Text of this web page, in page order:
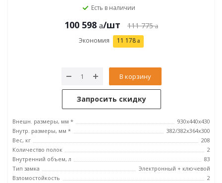
Есть в наличии
100 598 /шт 111 775
Экономия 11 178
В корзину
Запросить скидку
Внешн. размеры, мм *
930x440x430
Внутр. размеры, мм *
382/382x364x300
Вес, кг
208
Количество полок
2
Внутренний объем, л
83
Тип замка
Электронный + ключевой
Взломостойкость
2